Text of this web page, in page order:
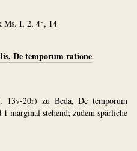
Ms. I, 2, 4°, 14
De temporum ratione
13v-20r) zu Beda, De temporum
marginal stehend; zudem spärliche